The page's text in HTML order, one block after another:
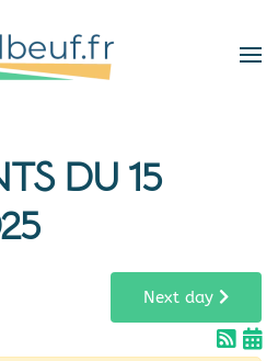
DU 15
Next day